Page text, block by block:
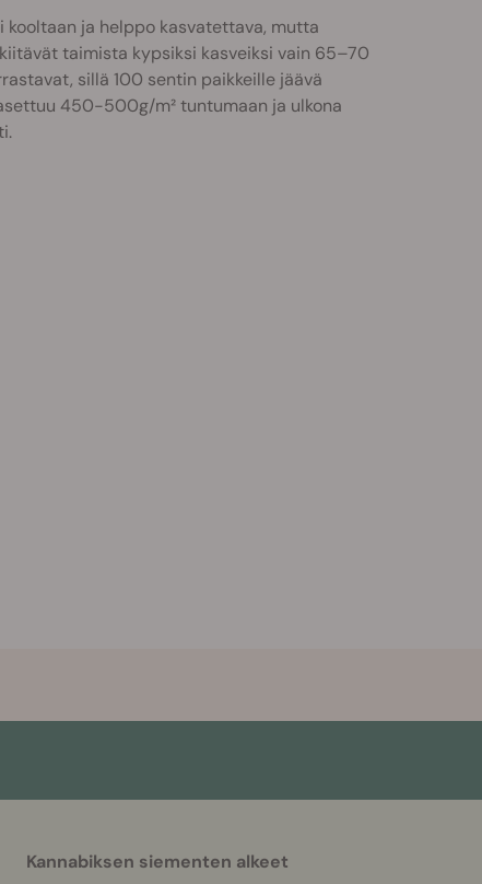
ja helppo kasvatettava, mutta
taimista kypsiksi kasveiksi vain 65–70
sillä 100 sentin paikkeille jäävä
450-500g/m² tuntumaan ja ulkona
Kannabiksen siementen alkeet